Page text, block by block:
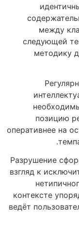
между
следующей
методику
позицию
оперативнее на
Разрушение
взгляд к
контексте
ведёт